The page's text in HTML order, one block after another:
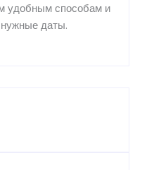
удобным способам и
даты.